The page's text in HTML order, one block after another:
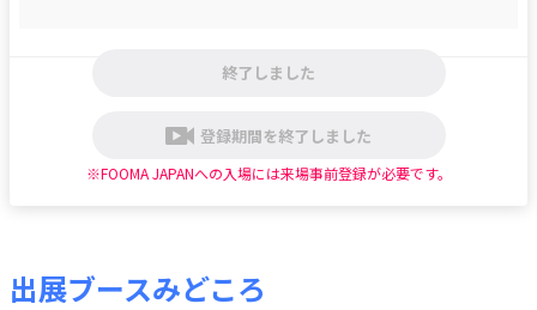
終了しました
登録期間を終了しました
※FOOMA JAPANへの入場には来場事前登録が必要です。
出展ブースみどころ